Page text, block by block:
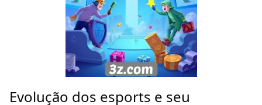
Evolução dos esports e seu